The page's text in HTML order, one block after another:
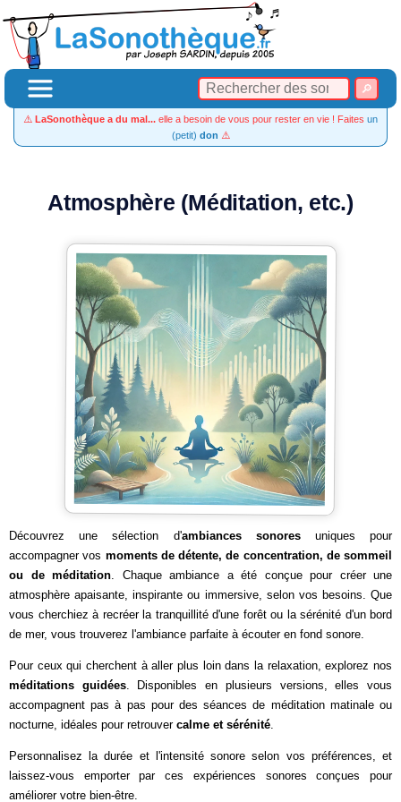
⚠️ LaSonothèque a du mal... elle a besoin de vous pour rester en vie ! Faites un
(petit) don ⚠️
Atmosphère (Méditation, etc.)
Découvrez une sélection d'ambiances sonoresuniques pour
accompagner vos moments de détente, de concentration, de sommeil
ou de méditation. Chaque ambiance a été conçue pour créer une
atmosphère apaisante, inspirante ou immersive, selon vos besoins. Que
vous cherchiez à recréer la tranquillité d'une forêt ou la sérénité d'un bord
de mer, vous trouverez l'ambiance parfaite à écouter en fond sonore.
Pour ceux qui cherchent à aller plus loin dans la relaxation, explorez nos
méditations guidées. Disponibles en plusieurs versions, elles vous
accompagnent pas à pas pour des séances de méditation matinale ou
nocturne, idéales pour retrouver calme et sérénité.
Personnalisez la durée et l'intensité sonore selon vos préférences, et
laissez-vous emporter par ces expériences sonores conçues pour
améliorer votre bien-être.